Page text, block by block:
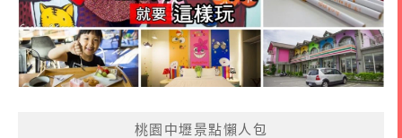
桃園中壢景點懶人包